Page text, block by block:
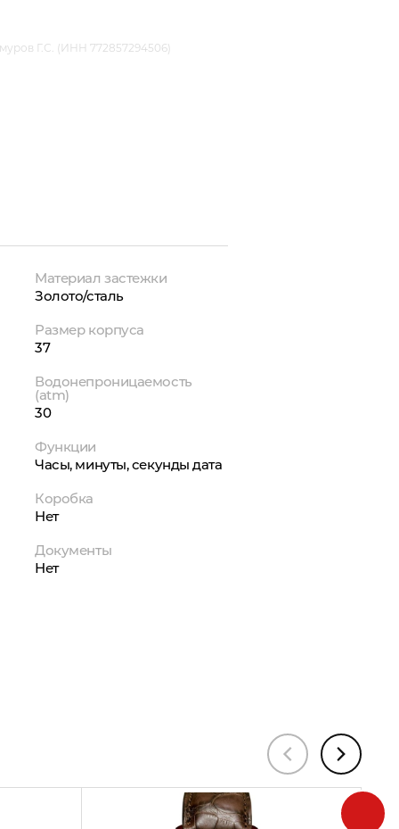
Г.С. (ИНН 772857294506)
Материал застежки
Золото/сталь
Размер корпуса
37
Водонепроницаемость
(atm)
30
Функции
Часы, минуты, секунды дата
Коробка
Нет
Документы
Нет